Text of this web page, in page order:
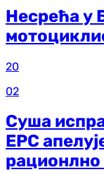
Несрећа у
20
02
Суша
ЕРС
рационлно